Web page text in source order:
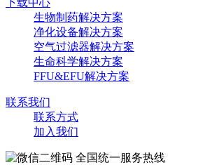
下载中心
生物制药解决方案
净化设备解决方案
空气过滤器解决方案
生命科学解决方案
FFU&EFU解决方案
联系我们
联系方式
加入我们
全国统一服务热线